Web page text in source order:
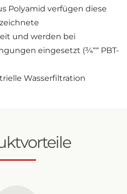
Polyamid verfügen diese
und werden bei
eingesetzt (¾““ PBT-
Wasserfiltration